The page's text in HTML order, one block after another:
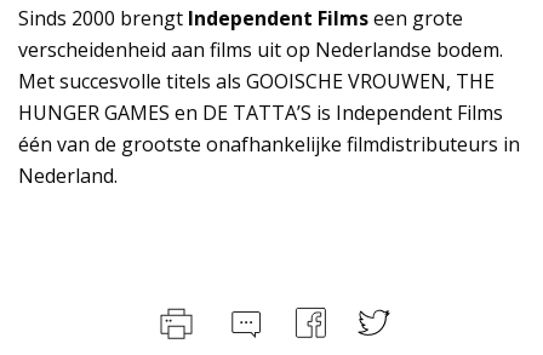
Sinds 2000 brengt Independent Filmseen grote
verscheidenheid aan films uit op Nederlandse bodem.
Met succesvolle titels als GOOISCHE VROUWEN, THE
HUNGER GAMES en DE TATTA’S is Independent Films
één van de grootste onafhankelijke filmdistributeurs in
Nederland.